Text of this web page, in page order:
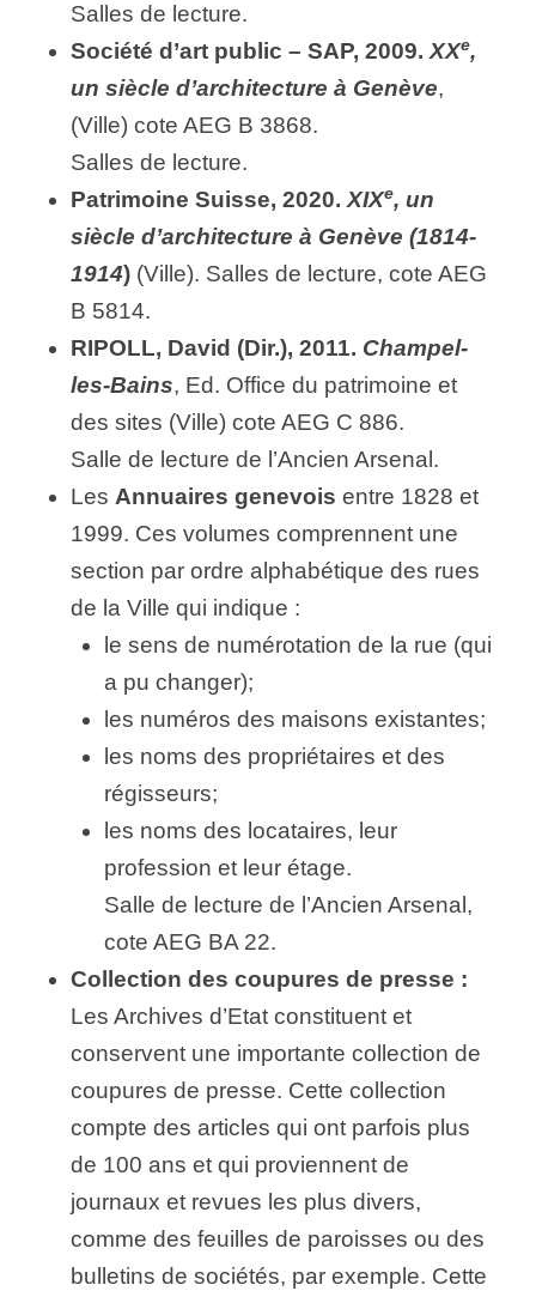
Salles de lecture.
Société d’art public – SAP, 2009.XXe,
un siècle d’architecture à Genève,
(Ville) cote AEG B 3868.
Salles de lecture.
Patrimoine Suisse, 2020.XIXe, un
siècle d’architecture à Genève (1814-
1914)(Ville). Salles de lecture, cote AEG
B 5814.
RIPOLL, David (Dir.), 2011. Champel-
les-Bains, Ed. Office du patrimoine et
des sites (Ville) cote AEG C 886.
Salle de lecture de l’Ancien Arsenal.
Les Annuaires genevois entre 1828 et
1999. Ces volumes comprennent une
section par ordre alphabétique des rues
de la Ville qui indique :
le sens de numérotation de la rue (qui
a pu changer);
les numéros des maisons existantes;
les noms des propriétaires et des
régisseurs;
les noms des locataires, leur
profession et leur étage.
Salle de lecture de l’Ancien Arsenal,
cote AEG BA 22.
Collection des coupures de presse :
Les Archives d’Etat constituent et
conservent une importante collection de
coupures de presse. Cette collection
compte des articles qui ont parfois plus
de 100 ans et qui proviennent de
journaux et revues les plus divers,
comme des feuilles de paroisses ou des
bulletins de sociétés, par exemple. Cette